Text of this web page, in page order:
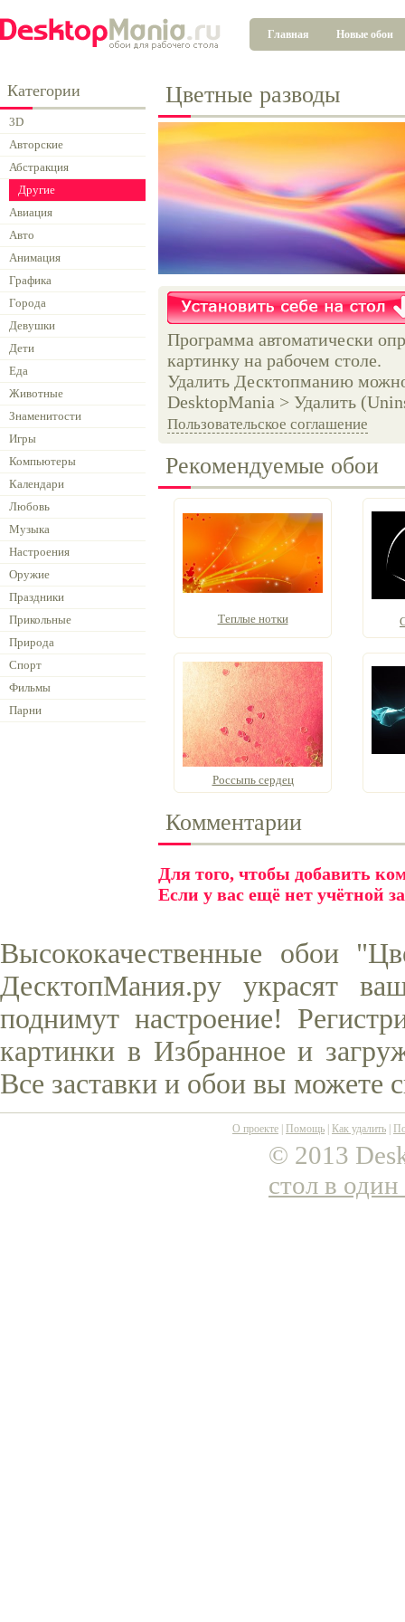
Главная Новые обои
Категории
3D
Авторские
Абстракция
Другие
Авиация
Авто
Анимация
Графика
Города
Девушки
Дети
Еда
Животные
Знаменитости
Игры
Компьютеры
Календари
Любовь
Музыка
Настроения
Оружие
Праздники
Прикольные
Природа
Спорт
Фильмы
Парни
Цветные разводы
Программа автоматически
картинку на рабочем столе.
Удалить Десктопманию
DesktopMania > Удалить
Пользовательское соглашение
Рекомендуемые обои
Теплые нотки
Россыпь сердец
Комментарии
Для того, чтобы добавить
Если у вас ещё нет учётной
Высококачественные обои
ДесктопМания.ру украсят
поднимут настроение!
картинки в Избранное и
Все заставки и обои вы можете
О проекте Помощь Как удалить
© 2013
стол в